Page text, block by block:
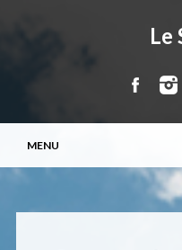
Le
Menu
contenuto
MENU